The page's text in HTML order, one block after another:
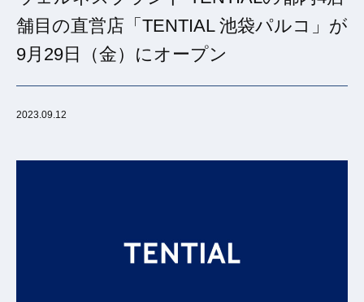
舗目の直営店「TENTIAL 池袋パルコ」が
9月29日（金）にオープン
2023.09.12